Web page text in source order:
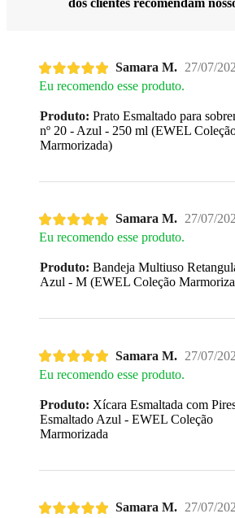
Samara M. 27/07/
Eu recomendo esse produto.
Produto: Prato Esmaltado para
nº 20 - Azul - 250 ml (EWEL
Marmorizada)
Samara M. 27/07/
Eu recomendo esse produto.
Produto: Bandeja Multiuso
Azul - M (EWEL Coleção
Samara M. 27/07/
Eu recomendo esse produto.
Produto: Xícara Esmaltada com
Esmaltado Azul - EWEL Coleção
Marmorizada
Samara M. 27/07/